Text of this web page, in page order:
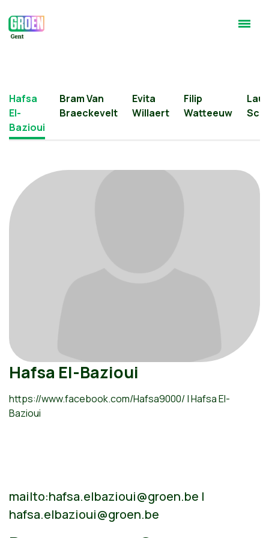
Hafsa
El-
Bazioui
Bram Van
Braeckevelt
Evita
Willaert
Filip
Watteeuw
Hafsa El-Bazioui
https://www.facebook.com/Hafsa9000/ | Hafsa El-
Bazioui
mailto:hafsa.elbazioui@groen.be |
hafsa.elbazioui@groen.be